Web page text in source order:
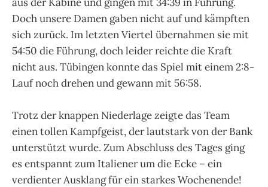
Doch unsere Damen gaben nicht auf und kämpften
sich zurück. Im letzten Viertel übernahmen sie mit
54:50 die Führung, doch leider reichte die Kraft
nicht aus. Tübingen konnte das Spiel mit einem 2:8-
Lauf noch drehen und gewann mit 56:58.
Trotz der knappen Niederlage zeigte das Team
einen tollen Kampfgeist, der lautstark von der Bank
unterstützt wurde. Zum Abschluss des Tages ging
es entspannt zum Italiener um die Ecke – ein
verdienter Ausklang für ein starkes Wochenende!